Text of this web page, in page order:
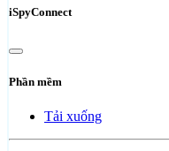
iSpyConnect
Phần mềm
Tải xuống